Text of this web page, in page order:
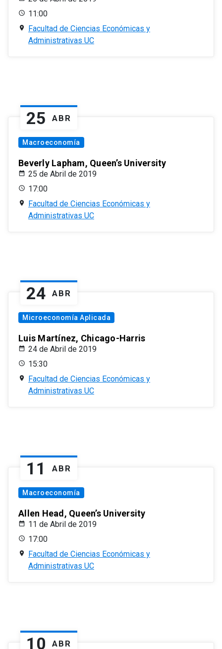
11:00
Facultad de Ciencias Económicas y
Administrativas UC
25 ABR
Macroeconomía
Beverly Lapham, Queen’s University
25 de Abril de 2019
17:00
Facultad de Ciencias Económicas y
Administrativas UC
24 ABR
Microeconomía Aplicada
Luis Martínez, Chicago-Harris
24 de Abril de 2019
15:30
Facultad de Ciencias Económicas y
Administrativas UC
11 ABR
Macroeconomía
Allen Head, Queen’s University
11 de Abril de 2019
17:00
Facultad de Ciencias Económicas y
Administrativas UC
10 ABR